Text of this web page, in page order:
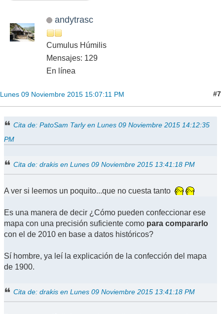
andytrasc
Cumulus Húmilis
Mensajes: 129
En línea
Lunes 09 Noviembre 2015 15:07:11 PM #7
Cita de: PatoSam Tarly en Lunes 09 Noviembre 2015 14:12:35
PM
Cita de: drakis en Lunes 09 Noviembre 2015 13:41:18 PM
A ver si leemos un poquito...que no cuesta tanto
Es una manera de decir ¿Cómo pueden confeccionar ese
mapa con una precisión suficiente como para compararlo
con el de 2010 en base a datos históricos?
Sí hombre, ya leí la explicación de la confección del mapa
de 1900.
Cita de: drakis en Lunes 09 Noviembre 2015 13:41:18 PM